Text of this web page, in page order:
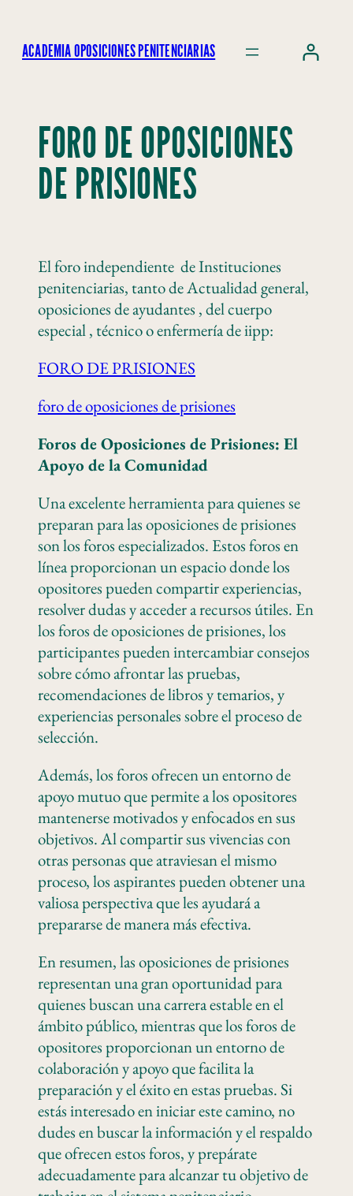
ACADEMIA OPOSICIONES PENITENCIARIAS
FORO DE OPOSICIONES
DE PRISIONES
El foro independiente de Instituciones
penitenciarias, tanto de Actualidad general,
oposiciones de ayudantes , del cuerpo
especial , técnico o enfermería de iipp:
FORO DE PRISIONES
foro de oposiciones de prisiones
Foros de Oposiciones de Prisiones: El
Apoyo de la Comunidad
Una excelente herramienta para quienes se
preparan para las oposiciones de prisiones
son los foros especializados. Estos foros en
línea proporcionan un espacio donde los
opositores pueden compartir experiencias,
resolver dudas y acceder a recursos útiles. En
los foros de oposiciones de prisiones, los
participantes pueden intercambiar consejos
sobre cómo afrontar las pruebas,
recomendaciones de libros y temarios, y
experiencias personales sobre el proceso de
selección.
Además, los foros ofrecen un entorno de
apoyo mutuo que permite a los opositores
mantenerse motivados y enfocados en sus
objetivos. Al compartir sus vivencias con
otras personas que atraviesan el mismo
proceso, los aspirantes pueden obtener una
valiosa perspectiva que les ayudará a
prepararse de manera más efectiva.
En resumen, las oposiciones de prisiones
representan una gran oportunidad para
quienes buscan una carrera estable en el
ámbito público, mientras que los foros de
opositores proporcionan un entorno de
colaboración y apoyo que facilita la
preparación y el éxito en estas pruebas. Si
estás interesado en iniciar este camino, no
dudes en buscar la información y el respaldo
que ofrecen estos foros, y prepárate
adecuadamente para alcanzar tu objetivo de